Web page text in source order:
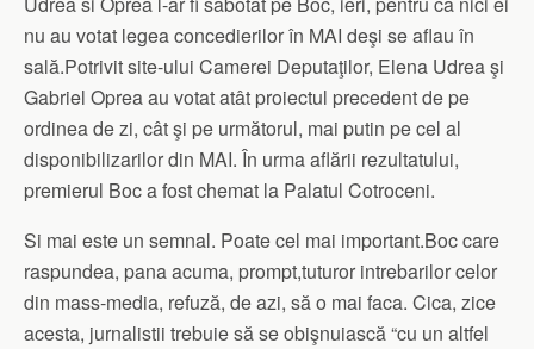
nu au votat legea concedierilor în MAI deşi se aflau în
sală.Potrivit site-ului Camerei Deputaţilor, Elena Udrea şi
Gabriel Oprea au votat atât proiectul precedent de pe
ordinea de zi, cât şi pe următorul, mai putin pe cel al
disponibilizarilor din MAI. În urma aflării rezultatului,
premierul Boc a fost chemat la Palatul Cotroceni.
Si mai este un semnal. Poate cel mai important.Boc care
raspundea, pana acuma, prompt,tuturor intrebarilor celor
din mass-media, refuză, de azi, să o mai faca. Cica, zice
acesta, jurnalistii trebuie să se obişnuiască “cu un altfel